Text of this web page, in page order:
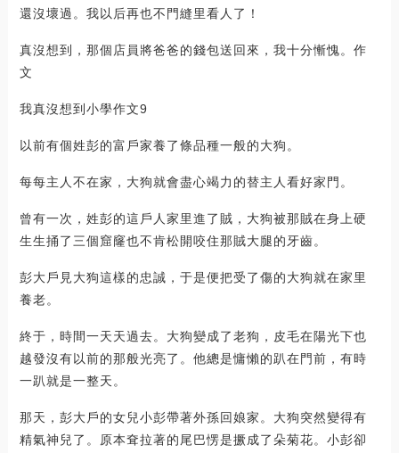
還沒壞過。我以后再也不門縫里看人了！
真沒想到，那個店員將爸爸的錢包送回來，我十分慚愧。作
文
我真沒想到小學作文9
以前有個姓彭的富戶家養了條品種一般的大狗。
每每主人不在家，大狗就會盡心竭力的替主人看好家門。
曾有一次，姓彭的這戶人家里進了賊，大狗被那賊在身上硬
生生捅了三個窟窿也不肯松開咬住那賊大腿的牙齒。
彭大戶見大狗這樣的忠誠，于是便把受了傷的大狗就在家里
養老。
終于，時間一天天過去。大狗變成了老狗，皮毛在陽光下也
越發沒有以前的那般光亮了。他總是慵懶的趴在門前，有時
一趴就是一整天。
那天，彭大戶的女兒小彭帶著外孫回娘家。大狗突然變得有
精氣神兒了。原本耷拉著的尾巴愣是撅成了朵菊花。小彭卻